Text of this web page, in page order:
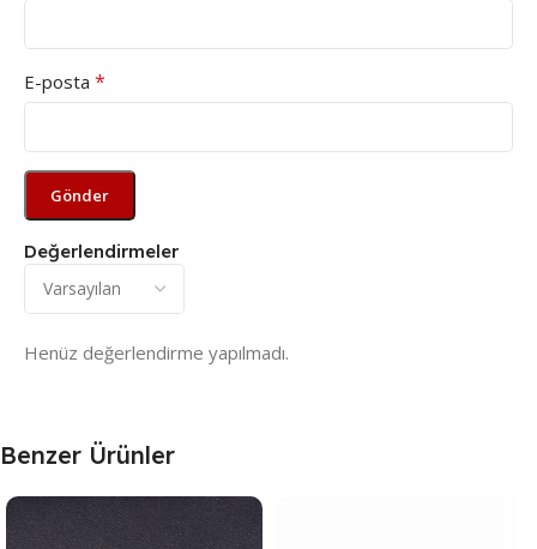
Değerlendirmeler
Henüz değerlendirme yapılmadı.
E-posta *
Benzer Ürünler